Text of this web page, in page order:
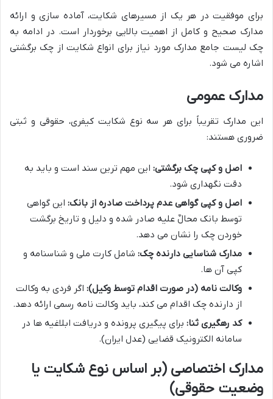
برای موفقیت در هر یک از مسیرهای شکایت، آماده سازی و ارائه
مدارک صحیح و کامل از اهمیت بالایی برخوردار است. در ادامه به
چک لیست جامع مدارک مورد نیاز برای انواع شکایت از چک برگشتی
اشاره می شود.
مدارک عمومی
این مدارک تقریباً برای هر سه نوع شکایت کیفری، حقوقی و ثبتی
ضروری هستند:
اصل و کپی چک برگشتی: این مهم ترین سند است و باید به
دقت نگهداری شود.
اصل و کپی گواهی عدم پرداخت صادره از بانک: این گواهی
توسط بانک محالٌ علیه صادر شده و دلیل و تاریخ برگشت
خوردن چک را نشان می دهد.
مدارک شناسایی دارنده چک: شامل کارت ملی و شناسنامه و
کپی آن ها.
وکالت نامه (در صورت اقدام توسط وکیل): اگر فردی به وکالت
از دارنده چک اقدام می کند، باید وکالت نامه رسمی ارائه دهد.
کد رهگیری ثنا: برای پیگیری پرونده و دریافت ابلاغیه ها در
سامانه الکترونیک قضایی (عدل ایران).
مدارک اختصاصی (بر اساس نوع شکایت یا
وضعیت حقوقی)